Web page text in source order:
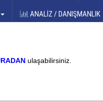
ANALİZ / DANIŞMANLIK
ulaşabilirsiniz.